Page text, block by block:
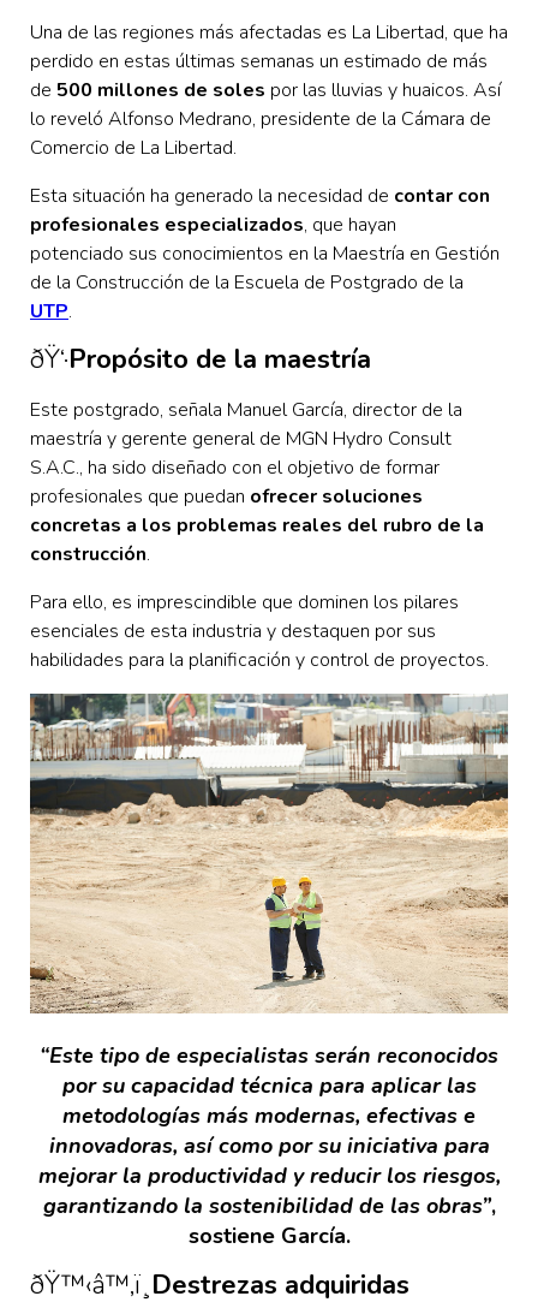
Una de las regiones más afectadas es La Libertad, que ha
perdido en estas últimas semanas un estimado de más
de 500 millones de soles por las lluvias y huaicos. Así
lo reveló Alfonso Medrano, presidente de la Cámara de
Comercio de La Libertad.
Esta situación ha generado la necesidad de contar con
profesionales especializados, que hayan
potenciado sus conocimientos en la Maestría en Gestión
de la Construcción de la Escuela de Postgrado de la
UTP.
ðŸ‘·Propósito de la maestría
Este postgrado, señala Manuel García, director de la
maestría y gerente general de MGN Hydro Consult
S.A.C., ha sido diseñado con el objetivo de formar
profesionales que puedan ofrecer soluciones
concretas a los problemas reales del rubro de la
construcción.
Para ello, es imprescindible que dominen los pilares
esenciales de esta industria y destaquen por sus
habilidades para la planificación y control de proyectos.
“Este tipo de especialistas serán reconocidos
por su capacidad técnica para aplicar las
metodologías más modernas, efectivas e
innovadoras, así como por su iniciativa para
mejorar la productividad y reducir los riesgos,
garantizando la sostenibilidad de las obras”,
sostiene García.
ðŸ™‹‍â™‚ï¸ Destrezas adquiridas